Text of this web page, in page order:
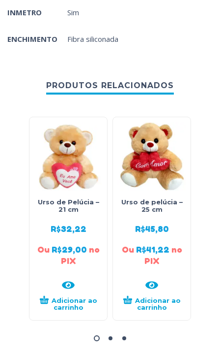
INMETRO Sim
ENCHIMENTO Fibra siliconada
PRODUTOS RELACIONADOS
Urso de Pelúcia –
21 cm
R$32,22
Ou R$29,00 no
PIX
Adicionar ao
carrinho
Urso de pelúcia –
25 cm
R$45,80
Ou R$41,22 no
PIX
Adicionar ao
carrinho